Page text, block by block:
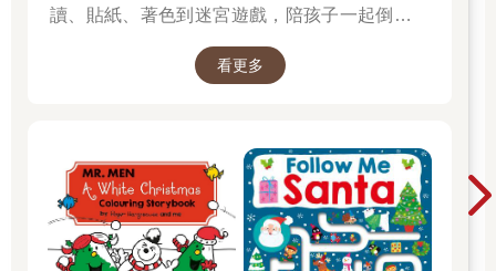
讀、貼紙、著色到迷宮遊戲，陪孩子一起倒數歡
滿的驚喜與節慶溫度， Read it, Play it, Feel the
看更多